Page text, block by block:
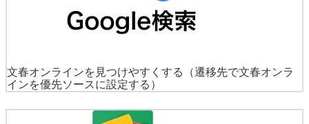
文春オンラインを見つけやすくする
（遷移先で文春オンラ
インを優先ソースに設定する）